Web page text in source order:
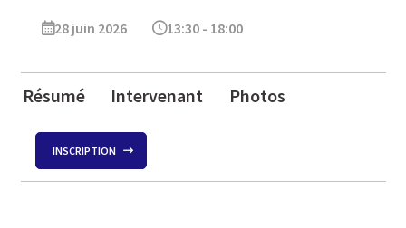
28 juin 2026 13:30 - 18:00
Résumé Intervenant Photos
INSCRIPTION